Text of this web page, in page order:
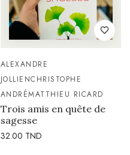
ALEXANDRE
JOLLIENCHRISTOPHE
ANDRÉMATTHIEU RICARD
Trois amis en quête de
sagesse
32.00 TND